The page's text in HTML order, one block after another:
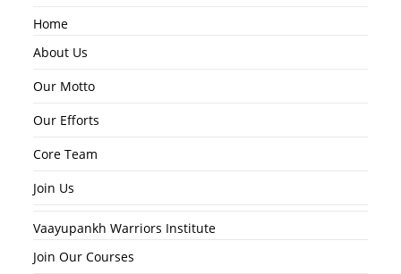
Home
About Us
Our Motto
Our Efforts
Core Team
Join Us
Vaayupankh Warriors Institute
Join Our Courses